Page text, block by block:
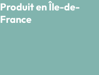
Produit en Île-de-
France